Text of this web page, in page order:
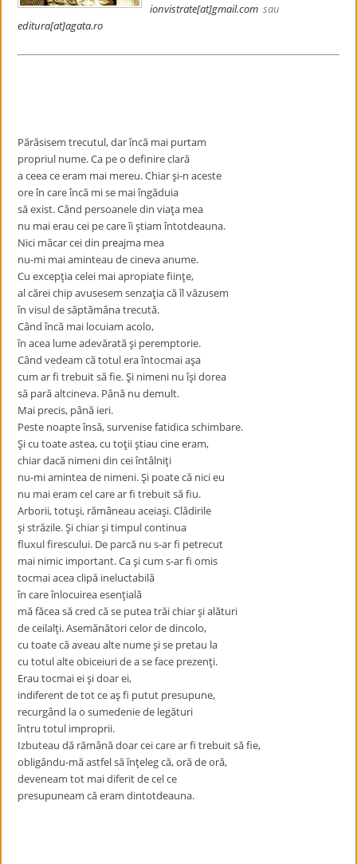
ionvistrate[at]gmail.com sau
editura[at]agata.ro
Părăsisem trecutul, dar încă mai purtam
propriul nume. Ca pe o definire clară
a ceea ce eram mai mereu. Chiar şi-n aceste
ore în care încă mi se mai îngăduia
să exist. Când persoanele din viaţa mea
nu mai erau cei pe care îi ştiam întotdeauna.
Nici măcar cei din preajma mea
nu-mi mai aminteau de cineva anume.
Cu excepţia celei mai apropiate fiinţe,
al cărei chip avusesem senzaţia că îl văzusem
în visul de săptămâna trecută.
Când încă mai locuiam acolo,
în acea lume adevărată şi peremptorie.
Când vedeam că totul era întocmai aşa
cum ar fi trebuit să fie. Şi nimeni nu îşi dorea
să pară altcineva. Până nu demult.
Mai precis, până ieri.
Peste noapte însă, survenise fatidica schimbare.
Şi cu toate astea, cu toţii ştiau cine eram,
chiar dacă nimeni din cei întâlniţi
nu-mi amintea de nimeni. Şi poate că nici eu
nu mai eram cel care ar fi trebuit să fiu.
Arborii, totuşi, rămâneau aceiaşi. Clădirile
şi străzile. Şi chiar şi timpul continua
fluxul firescului. De parcă nu s-ar fi petrecut
mai nimic important. Ca şi cum s-ar fi omis
tocmai acea clipă ineluctabilă
în care înlocuirea esenţială
mă făcea să cred că se putea trăi chiar şi alături
de ceilalţi. Asemănători celor de dincolo,
cu toate că aveau alte nume şi se pretau la
cu totul alte obiceiuri de a se face prezenţi.
Erau tocmai ei şi doar ei,
indiferent de tot ce aş fi putut presupune,
recurgând la o sumedenie de legături
întru totul improprii.
Izbuteau dă rămână doar cei care ar fi trebuit să fie,
obligându-mă astfel să înţeleg că, oră de oră,
deveneam tot mai diferit de cel ce
presupuneam că eram dintotdeauna.